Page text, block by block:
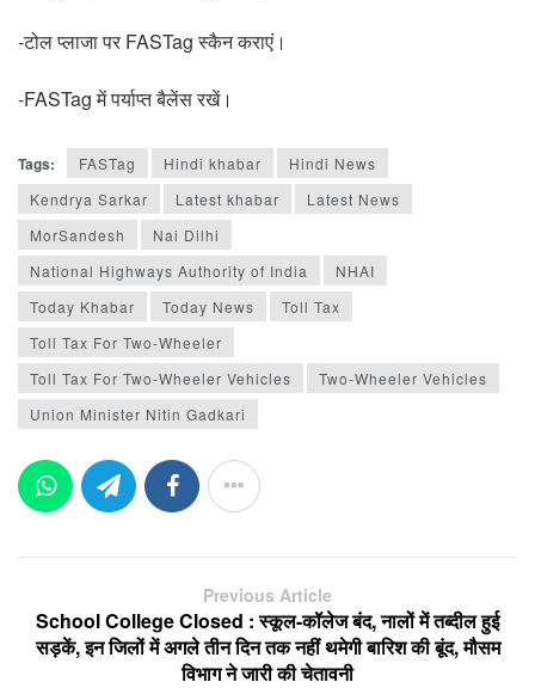
-टोल प्लाजा पर FASTag स्कैन कराएं।
-FASTag में पर्याप्त बैलेंस रखें।
Tags: FASTag Hindi khabar
Hindi News
Kendrya Sarkar
Latest khabar
Latest News
MorSandesh
Nai Dilhi
National Highways Authority of India
NHAI
Today Khabar
Today News
Toll Tax
Toll Tax For Two-Wheeler
Toll Tax For Two-Wheeler Vehicles
Two-Wheeler Vehicles
Union Minister Nitin Gadkari
Previous Article
School College Closed : स्कूल-कॉलेज बंद, नालों में तब्दील हुई
सड़कें, इन जिलों में अगले तीन दिन तक नहीं थमेगी बारिश की बूंद, मौसम
विभाग ने जारी की चेतावनी